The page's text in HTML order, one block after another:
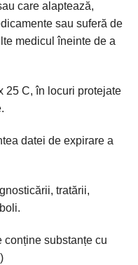
care alaptează,
sau suferă de
medicul îneinte de a
25 C, în locuri protejate
datei de expirare a
tratării,
conține substanțe cu